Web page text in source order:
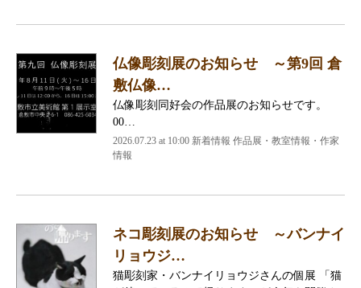
仏像彫刻展のお知らせ ～第9回 倉
敷仏像…
仏像彫刻同好会の作品展のお知らせです。
00…
2026.07.23 at 10:00 新着情報 作品展・教室情報・作家
情報
ネコ彫刻展のお知らせ ～バンナイ
リョウジ…
猫彫刻家・バンナイリョウジさんの個展 「猫